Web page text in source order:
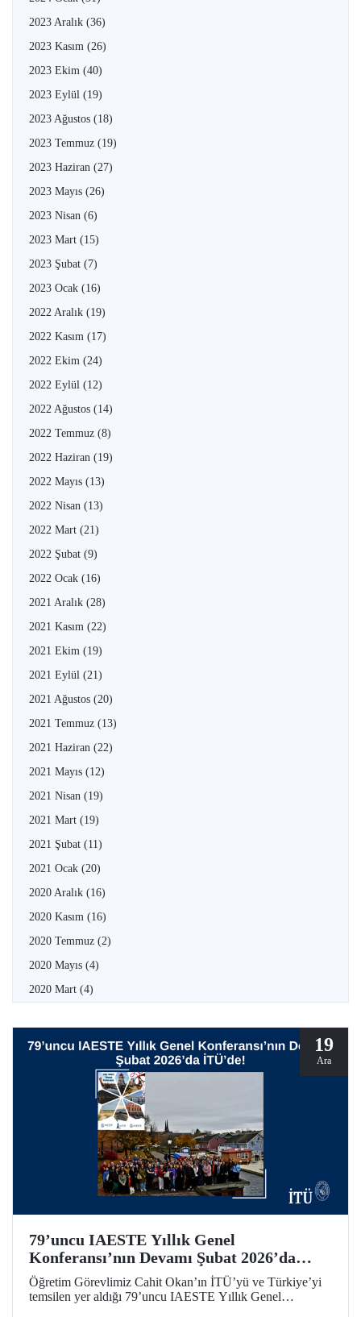
2023 Aralık (36)
2023 Kasım (26)
2023 Ekim (40)
2023 Eylül (19)
2023 Ağustos (18)
2023 Temmuz (19)
2023 Haziran (27)
2023 Mayıs (26)
2023 Nisan (6)
2023 Mart (15)
2023 Şubat (7)
2023 Ocak (16)
2022 Aralık (19)
2022 Kasım (17)
2022 Ekim (24)
2022 Eylül (12)
2022 Ağustos (14)
2022 Temmuz (8)
2022 Haziran (19)
2022 Mayıs (13)
2022 Nisan (13)
2022 Mart (21)
2022 Şubat (9)
2022 Ocak (16)
2021 Aralık (28)
2021 Kasım (22)
2021 Ekim (19)
2021 Eylül (21)
2021 Ağustos (20)
2021 Temmuz (13)
2021 Haziran (22)
2021 Mayıs (12)
2021 Nisan (19)
2021 Mart (19)
2021 Şubat (11)
2021 Ocak (20)
2020 Aralık (16)
2020 Kasım (16)
2020 Temmuz (2)
2020 Mayıs (4)
2020 Mart (4)
19
Ara
79’uncu IAESTE Yıllık Genel
Konferansı’nın Devamı Şubat 2026’da
İTÜ’de!
Öğretim Görevlimiz Cahit Okan’ın İTÜ’yü ve Türkiye’yi
temsilen yer aldığı 79’uncu IAESTE Yıllık Genel